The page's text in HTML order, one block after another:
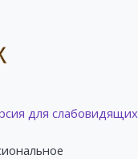
для слабовидящих